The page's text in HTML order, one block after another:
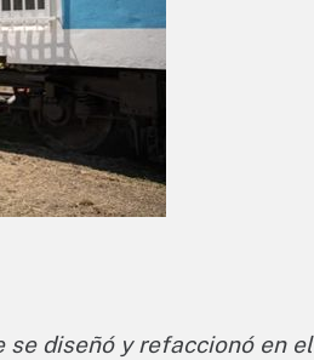
se diseñó y refaccionó en el